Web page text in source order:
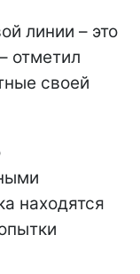
линии – это
отметил
своей
находятся